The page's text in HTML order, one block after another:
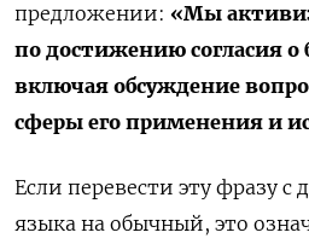
предложении: «Мы
по достижению согласия о
включая обсуждение
сферы его применения и
Если перевести эту фразу с
языка на обычный, это